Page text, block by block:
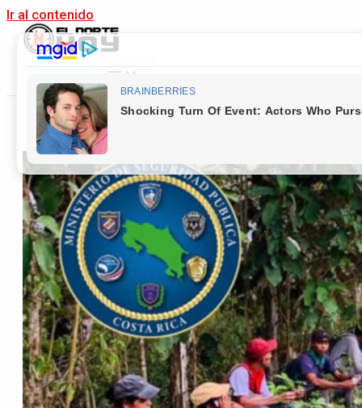
Ir al contenido
Main Menu